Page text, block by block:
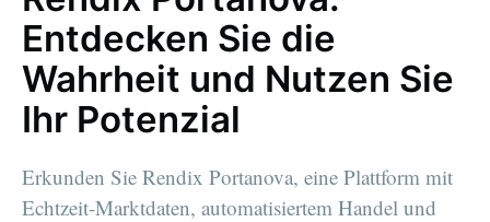
Entdecken Sie die
Wahrheit und Nutzen Sie
Ihr Potenzial
Erkunden Sie Rendix Portanova, eine Plattform mit
Echtzeit-Marktdaten, automatisiertem Handel und